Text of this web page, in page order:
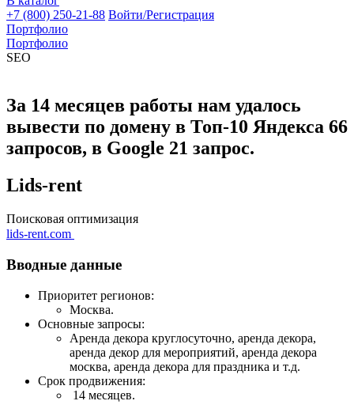
+7 (800) 250-21-88 Войти/Регистрация
Портфолио
Портфолио
SEO
За 14 месяцев работы нам удалось
вывести по домену в Топ-10 Яндекса 66
запросов, в Google 21 запрос.
Lids-rent
Поисковая оптимизация
lids-rent.com
Вводные данные
Приоритет регионов:
Москва.
Основные запросы:
Аренда декора круглосуточно, аренда декора,
аренда декор для мероприятий, аренда декора
москва, аренда декора для праздника и т.д.
Срок продвижения:
14 месяцев.